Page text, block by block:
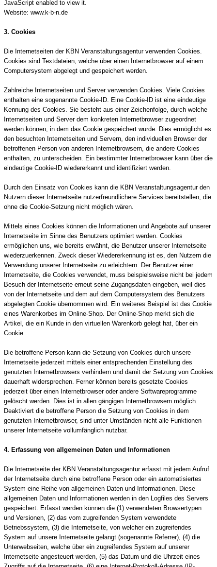
JavaScript enabled to view it.
Website: www.k-b-n.de
3. Cookies
Die Internetseiten der KBN Veranstaltungsagentur verwenden Cookies.
Cookies sind Textdateien, welche über einen Internetbrowser auf einem
Computersystem abgelegt und gespeichert werden.
Zahlreiche Internetseiten und Server verwenden Cookies. Viele Cookies
enthalten eine sogenannte Cookie-ID. Eine Cookie-ID ist eine eindeutige
Kennung des Cookies. Sie besteht aus einer Zeichenfolge, durch welche
Internetseiten und Server dem konkreten Internetbrowser zugeordnet
werden können, in dem das Cookie gespeichert wurde. Dies ermöglicht es
den besuchten Internetseiten und Servern, den individuellen Browser der
betroffenen Person von anderen Internetbrowsern, die andere Cookies
enthalten, zu unterscheiden. Ein bestimmter Internetbrowser kann über die
eindeutige Cookie-ID wiedererkannt und identifiziert werden.
Durch den Einsatz von Cookies kann die KBN Veranstaltungsagentur den
Nutzern dieser Internetseite nutzerfreundlichere Services bereitstellen, die
ohne die Cookie-Setzung nicht möglich wären.
Mittels eines Cookies können die Informationen und Angebote auf unserer
Internetseite im Sinne des Benutzers optimiert werden. Cookies
ermöglichen uns, wie bereits erwähnt, die Benutzer unserer Internetseite
wiederzuerkennen. Zweck dieser Wiedererkennung ist es, den Nutzern die
Verwendung unserer Internetseite zu erleichtern. Der Benutzer einer
Internetseite, die Cookies verwendet, muss beispielsweise nicht bei jedem
Besuch der Internetseite erneut seine Zugangsdaten eingeben, weil dies
von der Internetseite und dem auf dem Computersystem des Benutzers
abgelegten Cookie übernommen wird. Ein weiteres Beispiel ist das Cookie
eines Warenkorbes im Online-Shop. Der Online-Shop merkt sich die
Artikel, die ein Kunde in den virtuellen Warenkorb gelegt hat, über ein
Cookie.
Die betroffene Person kann die Setzung von Cookies durch unsere
Internetseite jederzeit mittels einer entsprechenden Einstellung des
genutzten Internetbrowsers verhindern und damit der Setzung von Cookies
dauerhaft widersprechen. Ferner können bereits gesetzte Cookies
jederzeit über einen Internetbrowser oder andere Softwareprogramme
gelöscht werden. Dies ist in allen gängigen Internetbrowsern möglich.
Deaktiviert die betroffene Person die Setzung von Cookies in dem
genutzten Internetbrowser, sind unter Umständen nicht alle Funktionen
unserer Internetseite vollumfänglich nutzbar.
4. Erfassung von allgemeinen Daten und Informationen
Die Internetseite der KBN Veranstaltungsagentur erfasst mit jedem Aufruf
der Internetseite durch eine betroffene Person oder ein automatisiertes
System eine Reihe von allgemeinen Daten und Informationen. Diese
allgemeinen Daten und Informationen werden in den Logfiles des Servers
gespeichert. Erfasst werden können die (1) verwendeten Browsertypen
und Versionen, (2) das vom zugreifenden System verwendete
Betriebssystem, (3) die Internetseite, von welcher ein zugreifendes
System auf unsere Internetseite gelangt (sogenannte Referrer), (4) die
Unterwebseiten, welche über ein zugreifendes System auf unserer
Internetseite angesteuert werden, (5) das Datum und die Uhrzeit eines